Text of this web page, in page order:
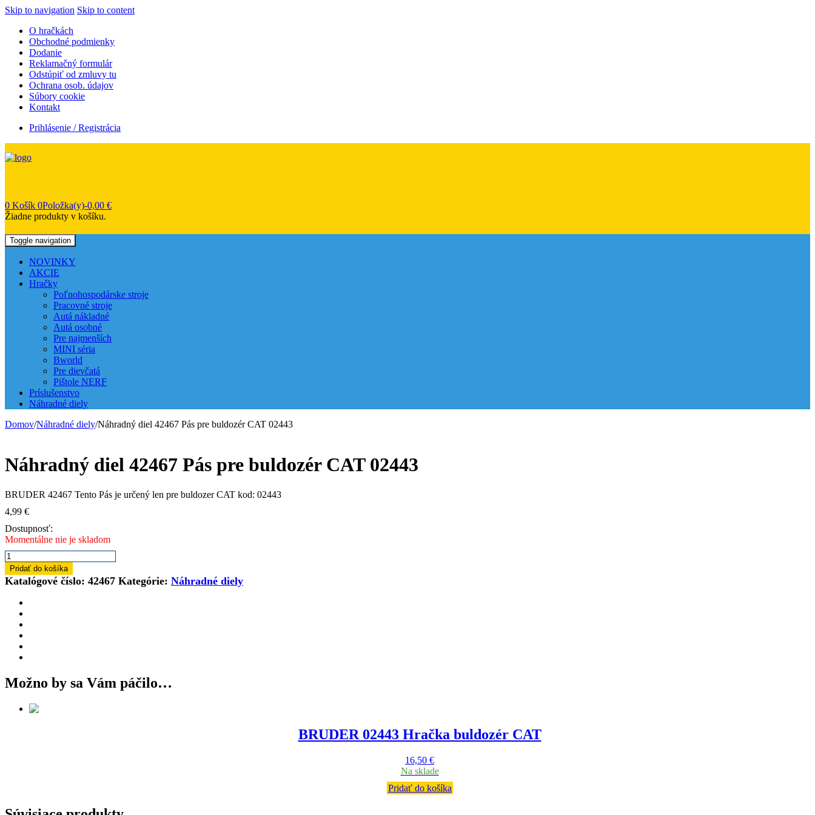
Skip to navigation Skip to content
O hračkách
Obchodné podmienky
Dodanie
Reklamačný formulár
Odstúpiť od zmluvy tu
Ochrana osob. údajov
Súbory cookie
Kontakt
Prihlásenie / Registrácia
0 Košík 0Položka(y)-0,00 €
Žiadne produkty v košíku.
Toggle navigation
NOVINKY
AKCIE
Hračky
Poľnohospodárske stroje
Pracovné stroje
Autá nákladné
Autá osobné
Pre najmenších
MINI séria
Bworld
Pre dievčatá
Pištole NERF
Príslušenstvo
Náhradné diely
Domov/Náhradné diely/Náhradný diel 42467 Pás pre buldozér CAT 02443
Náhradný diel 42467 Pás pre buldozér CAT 02443
BRUDER 42467 Tento Pás je určený len pre buldozer CAT kod: 02443
4,99 €
Dostupnosť:
Momentálne nie je skladom
množstvo
Náhradný
diel
42467
Pridať do košíka
Katalógové číslo: 42467 Kategórie: Náhradné diely
Možno by sa Vám páčilo…
BRUDER 02443 Hračka buldozér CAT
16,50 €
Na sklade
Pridať do košíka